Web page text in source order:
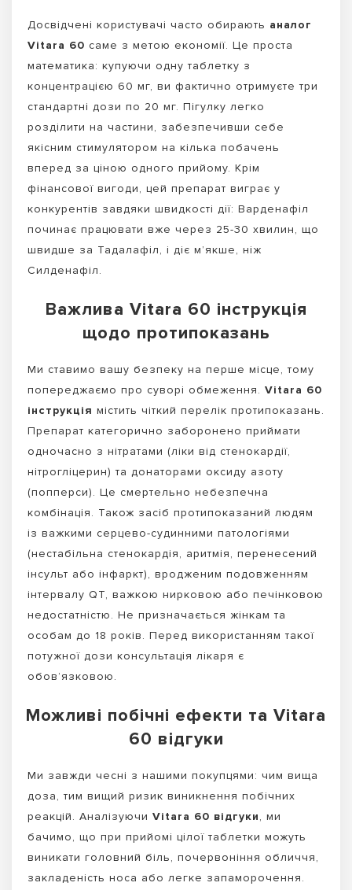
Досвідчені користувачі часто обирають аналог
Vitara 60 саме з метою економії. Це проста
математика: купуючи одну таблетку з
концентрацією 60 мг, ви фактично отримуєте три
стандартні дози по 20 мг. Пігулку легко
розділити на частини, забезпечивши себе
якісним стимулятором на кілька побачень
вперед за ціною одного прийому. Крім
фінансової вигоди, цей препарат виграє у
конкурентів завдяки швидкості дії: Варденафіл
починає працювати вже через 25-30 хвилин, що
швидше за Тадалафіл, і діє м’якше, ніж
Силденафіл.
Важлива Vitara 60 інструкція
щодо протипоказань
Ми ставимо вашу безпеку на перше місце, тому
попереджаємо про суворі обмеження. Vitara 60
інструкція містить чіткий перелік протипоказань.
Препарат категорично заборонено приймати
одночасно з нітратами (ліки від стенокардії,
нітрогліцерин) та донаторами оксиду азоту
(попперси). Це смертельно небезпечна
комбінація. Також засіб протипоказаний людям
із важкими серцево-судинними патологіями
(нестабільна стенокардія, аритмія, перенесений
інсульт або інфаркт), вродженим подовженням
інтервалу QT, важкою нирковою або печінковою
недостатністю. Не призначається жінкам та
особам до 18 років. Перед використанням такої
потужної дози консультація лікаря є
обов’язковою.
Можливі побічні ефекти та Vitara
60 відгуки
Ми завжди чесні з нашими покупцями: чим вища
доза, тим вищий ризик виникнення побічних
реакцій. Аналізуючи Vitara 60 відгуки, ми
бачимо, що при прийомі цілої таблетки можуть
виникати головний біль, почервоніння обличчя,
закладеність носа або легке запаморочення.